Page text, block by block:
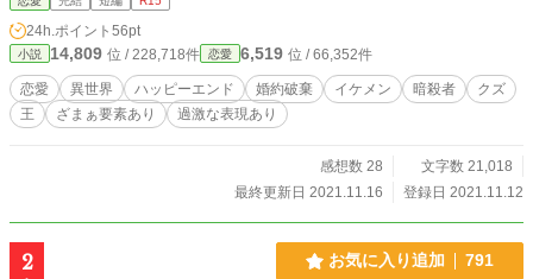
んな彼女が初めて恋する相手とは
24h.ポイント 56pt
小説 14,809 位 / 228,718件 恋愛 6,519 位 / 66,352件
恋愛 異世界 ハッピーエンド 婚約破棄 イケメン 暗殺者
クズ
王
ざまぁ要素あり 過激な表現あり
感想数 28
文字数 21,018
最終更新日 2021.11.16
登録日 2021.11.12
2 お気に入り追加 791